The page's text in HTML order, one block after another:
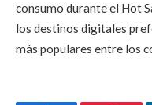
consumo durante el Hot
los destinos digitales
más populares entre los